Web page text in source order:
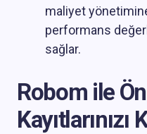
maliyet
performans
sağlar.
Robom ile